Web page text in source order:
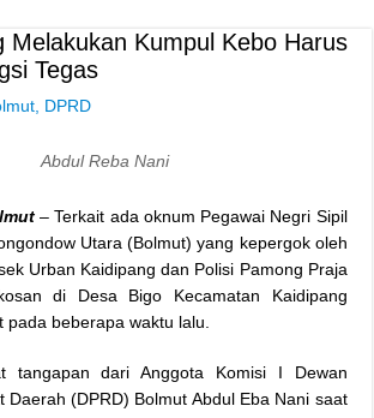
Melakukan Kumpul Kebo Harus
Tegas
DPRD
Abdul Reba Nani
– Terkait ada oknum Pegawai Negri Sipil
Utara (Bolmut) yang kepergok oleh
Urban Kaidipang dan Polisi Pamong Praja
di Desa Bigo Kecamatan Kaidipang
pada beberapa waktu lalu.
tangapan dari Anggota Komisi I Dewan
Daerah (DPRD) Bolmut Abdul Eba Nani saat